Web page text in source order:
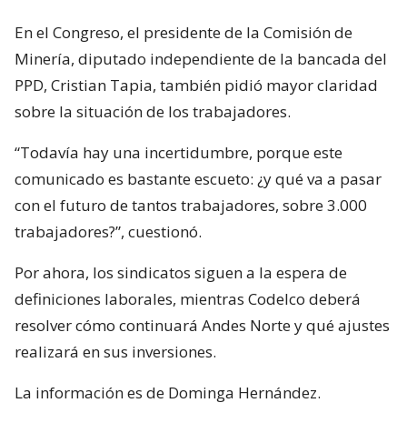
En el Congreso, el presidente de la Comisión de
Minería, diputado independiente de la bancada del
PPD, Cristian Tapia, también pidió mayor claridad
sobre la situación de los trabajadores.
“Todavía hay una incertidumbre, porque este
comunicado es bastante escueto: ¿y qué va a pasar
con el futuro de tantos trabajadores, sobre 3.000
trabajadores?”, cuestionó.
Por ahora, los sindicatos siguen a la espera de
definiciones laborales, mientras Codelco deberá
resolver cómo continuará Andes Norte y qué ajustes
realizará en sus inversiones.
La información es de Dominga Hernández.